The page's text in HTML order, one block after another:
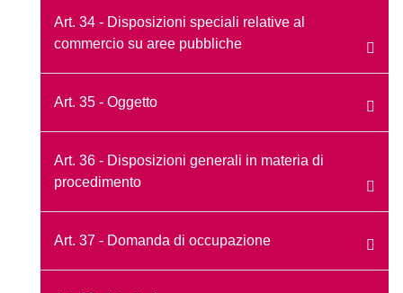
Art. 34 - Disposizioni speciali relative al
commercio su aree pubbliche
Art. 35 - Oggetto
Art. 36 - Disposizioni generali in materia di
procedimento
Art. 37 - Domanda di occupazione